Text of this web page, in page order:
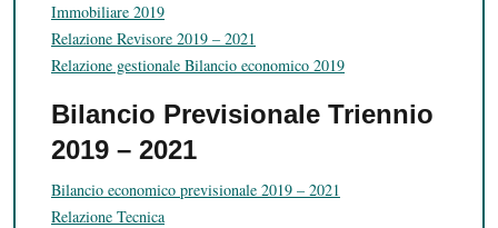
Immobiliare 2019
Relazione Revisore 2019 – 2021
Relazione gestionale Bilancio economico 2019
Bilancio Previsionale Triennio
2019 – 2021
Bilancio economico previsionale 2019 – 2021
Relazione Tecnica